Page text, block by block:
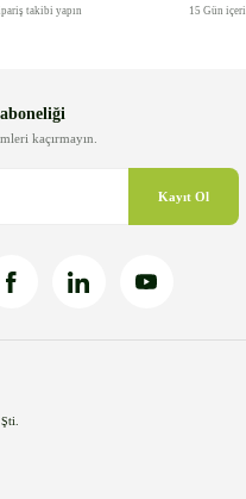
takibi yapın 15 Gün
kaçırmayın.
Kayıt Ol